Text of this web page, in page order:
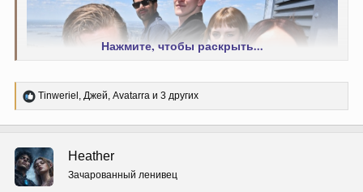
Нажмите, чтобы раскрыть...
Р
ц
и
и
:
Tinweriel Джей Avatarra и 3 других
Heather
Зачарованный ленивец